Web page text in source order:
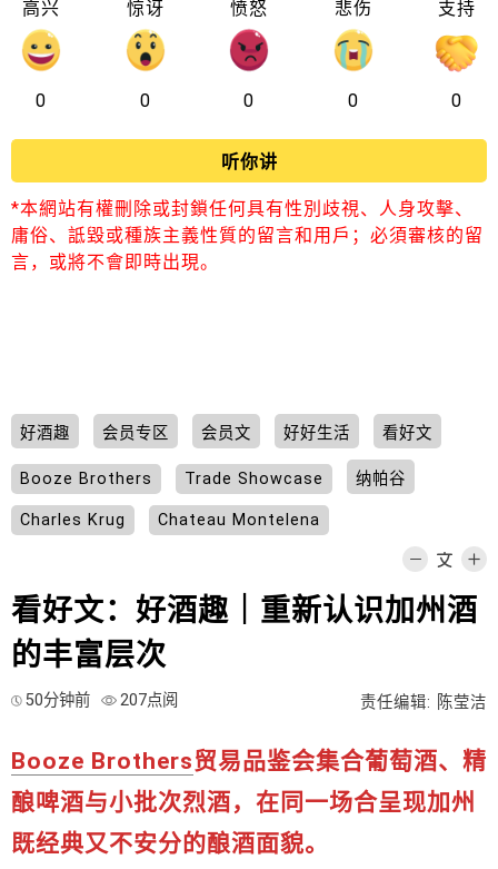
高兴
0
惊讶
0
愤怒
0
悲伤
0
支持
0
听你讲
*本網站有權刪除或封鎖任何具有性別歧視、人身攻擊、
庸俗、詆毀或種族主義性質的留言和用戶；必須審核的留
言，或將不會即時出現。
好酒趣 会员专区 会员文 好好生活 看好文
Booze Brothers Trade Showcase 纳帕谷
Charles Krug Chateau Montelena
看好文：好酒趣｜重新认识加州酒
的丰富层次
50分钟前 207点阅 责任编辑: 陈莹洁
Booze Brothers贸易品鉴会集合葡萄酒、精
酿啤酒与小批次烈酒，在同一场合呈现加州
既经典又不安分的酿酒面貌。